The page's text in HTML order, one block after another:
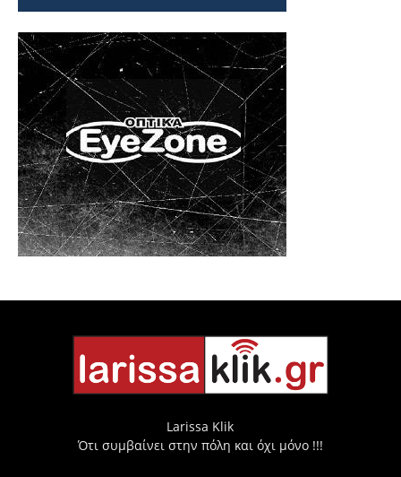
Larissa Klik
Ότι συμβαίνει στην πόλη και όχι μόνο !!!